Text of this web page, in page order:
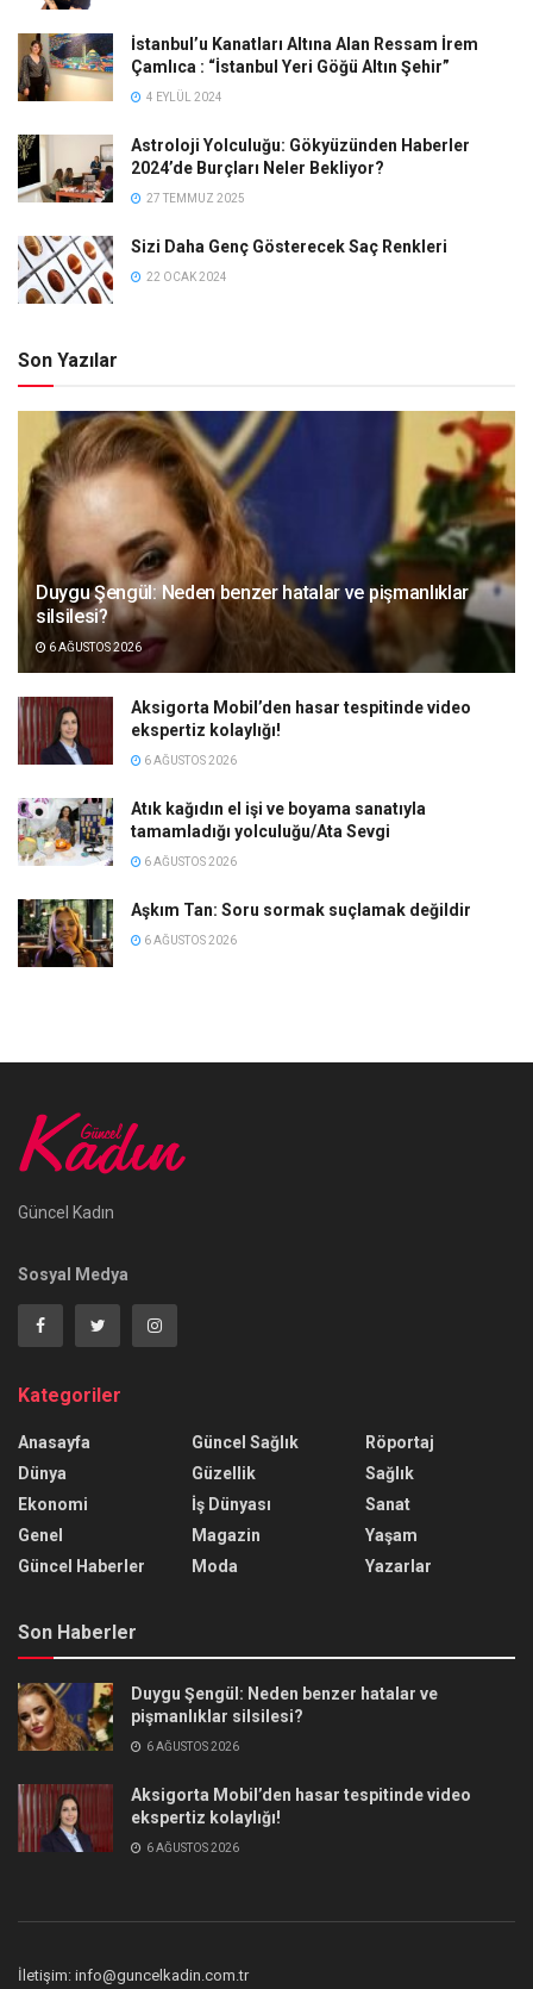
İstanbul’u Kanatları Altına Alan Ressam İrem
Çamlıca : “İstanbul Yeri Göğü Altın Şehir”
4 EYLÜL 2024
Astroloji Yolculuğu: Gökyüzünden Haberler
2024’de Burçları Neler Bekliyor?
27 TEMMUZ 2025
Sizi Daha Genç Gösterecek Saç Renkleri
22 OCAK 2024
Son Yazılar
Duygu Şengül: Neden benzer hatalar ve pişmanlıklar
silsilesi?
6 AĞUSTOS 2026
Aksigorta Mobil’den hasar tespitinde video
ekspertiz kolaylığı!
6 AĞUSTOS 2026
Atık kağıdın el işi ve boyama sanatıyla
tamamladığı yolculuğu/Ata Sevgi
6 AĞUSTOS 2026
Aşkım Tan: Soru sormak suçlamak değildir
6 AĞUSTOS 2026
Güncel Kadın
Sosyal Medya
Kategoriler
Anasayfa
Dünya
Ekonomi
Genel
Güncel Haberler
Güncel Sağlık
Güzellik
İş Dünyası
Magazin
Moda
Röportaj
Sağlık
Sanat
Yaşam
Yazarlar
Son Haberler
Duygu Şengül: Neden benzer hatalar ve
pişmanlıklar silsilesi?
6 AĞUSTOS 2026
Aksigorta Mobil’den hasar tespitinde video
ekspertiz kolaylığı!
6 AĞUSTOS 2026
İletişim: info@guncelkadin.com.tr